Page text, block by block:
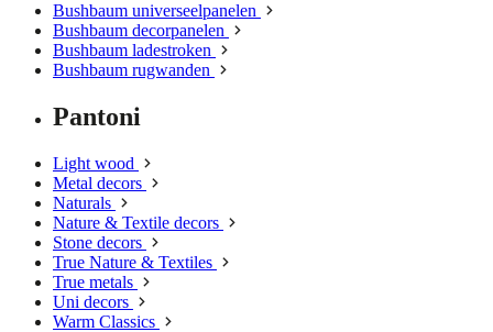
Bushbaum universeelpanelen
Bushbaum decorpanelen
Bushbaum ladestroken
Bushbaum rugwanden
Pantoni
Light wood
Metal decors
Naturals
Nature & Textile decors
Stone decors
True Nature & Textiles
True metals
Uni decors
Warm Classics